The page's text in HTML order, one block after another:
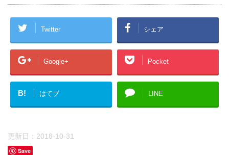
Twitter シェア
Google+ Pocket
B! はてブ LINE
更新日： 2018-10-31
Save